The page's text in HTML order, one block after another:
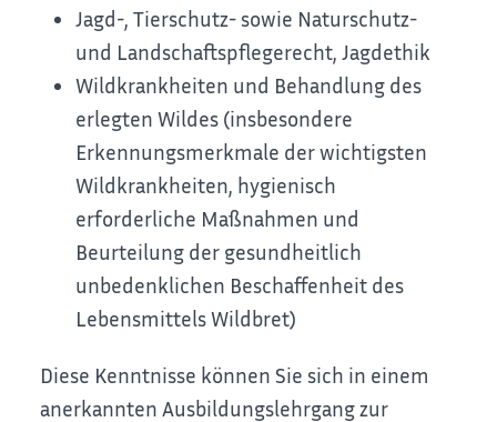
Jagd-, Tierschutz- sowie Naturschutz-
und Landschaftspflegerecht, Jagdethik
Wildkrankheiten und Behandlung des
erlegten Wildes (insbesondere
Erkennungsmerkmale der wichtigsten
Wildkrankheiten, hygienisch
erforderliche Maßnahmen und
Beurteilung der gesundheitlich
unbedenklichen Beschaffenheit des
Lebensmittels Wildbret)
Diese Kenntnisse können Sie sich in einem
anerkannten Ausbildungslehrgang zur